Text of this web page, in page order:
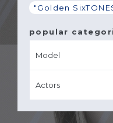
"Golden
popular
Model
Actors